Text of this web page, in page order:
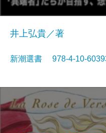
井上弘貴／著
新潮選書 978-4-10-